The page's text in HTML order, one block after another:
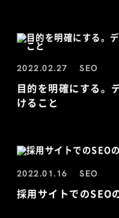
2022.02.27 SEO
目的を明確にする。
けること
2022.01.16 SEO
採用サイトでのSEO